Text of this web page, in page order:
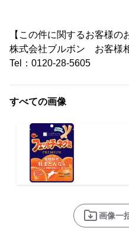
【この件に関するお客様の
株式会社ブルボン お客様
Tel：0120-28-5605
すべての画像
画像一